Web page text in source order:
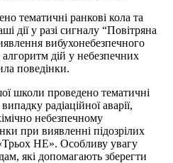
тематичні ранкові кола та
дії у разі сигналу “Повітряна
вибухонебезпечного
дій у небезпечних
поведінки.
школи проведено тематичні
радіаційної аварії,
небезпечному
при виявленні підозрілих
НЕ». Особливу увагу
які допомагають зберегти